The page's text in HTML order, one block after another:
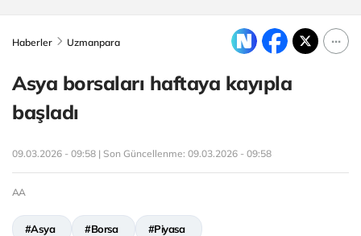
Haberler Uzmanpara
Asya borsaları haftaya kayıpla
başladı
09.03.2026 - 09:58 | Son Güncellenme: 09.03.2026 - 09:58
AA
#Asya #Borsa #Piyasa